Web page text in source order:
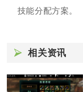
技能分配方案。
相关资讯